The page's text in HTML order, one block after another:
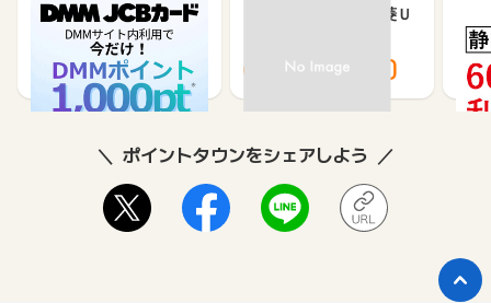
DMM JCBカード（発
3,000 5,500
【過去最高還元】三菱Ｕ
8,000 12,000
ポイントタウンをシェアしよう